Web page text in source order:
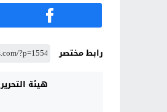
رابط مختصر
هيئة التحرير